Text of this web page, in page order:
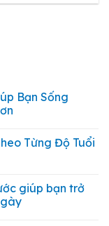
Bạn Sống
Từng Độ Tuổi
giúp bạn trở